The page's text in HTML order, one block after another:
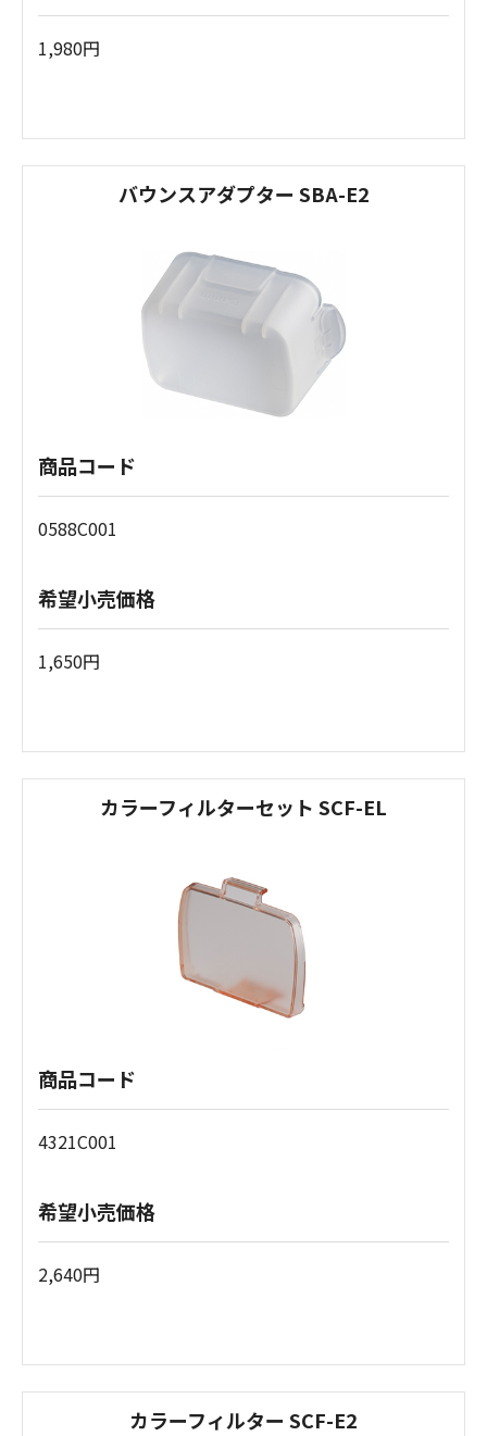
1,980円
バウンスアダプター SBA-E2
商品コード
0588C001
希望小売価格
1,650円
カラーフィルターセット SCF-EL
商品コード
4321C001
希望小売価格
2,640円
カラーフィルター SCF-E2